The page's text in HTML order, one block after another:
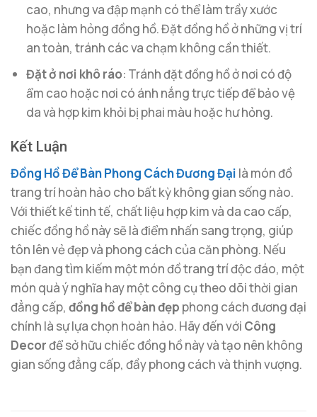
cao, nhưng va đập mạnh có thể làm trầy xước
hoặc làm hỏng đồng hồ. Đặt đồng hồ ở những vị trí
an toàn, tránh các va chạm không cần thiết.
Đặt ở nơi khô ráo: Tránh đặt đồng hồ ở nơi có độ
ẩm cao hoặc nơi có ánh nắng trực tiếp để bảo vệ
da và hợp kim khỏi bị phai màu hoặc hư hỏng.
Kết Luận
Đồng Hồ Để Bàn Phong Cách Đương Đại là món đồ
trang trí hoàn hảo cho bất kỳ không gian sống nào.
Với thiết kế tinh tế, chất liệu hợp kim và da cao cấp,
chiếc đồng hồ này sẽ là điểm nhấn sang trọng, giúp
tôn lên vẻ đẹp và phong cách của căn phòng. Nếu
bạn đang tìm kiếm một món đồ trang trí độc đáo, một
món quà ý nghĩa hay một công cụ theo dõi thời gian
đẳng cấp, đồng hồ để bàn đẹp phong cách đương đại
chính là sự lựa chọn hoàn hảo. Hãy đến với Công
Decorđể sở hữu chiếc đồng hồ này và tạo nên không
gian sống đẳng cấp, đầy phong cách và thịnh vượng.